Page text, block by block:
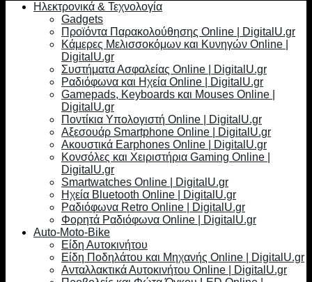
Ηλεκτρονικά & Τεχνολογία
Gadgets
Προϊόντα Παρακολούθησης Online | DigitalU.gr
Κάμερες Μελισσοκόμων και Κυνηγών Online |
DigitalU.gr
Συστήματα Ασφαλείας Online | DigitalU.gr
Ραδιόφωνα και Ηχεία Online | DigitalU.gr
Gamepads, Keyboards και Mouses Online |
DigitalU.gr
Ποντίκια Υπολογιστή Online | DigitalU.gr
Αξεσουάρ Smartphone Online | DigitalU.gr
Ακουστικά Earphones Online | DigitalU.gr
Κονσόλες και Χειριστήρια Gaming Online |
DigitalU.gr
Smartwatches Online | DigitalU.gr
Ηχεία Bluetooth Online | DigitalU.gr
Ραδιόφωνα Retro Online | DigitalU.gr
Φορητά Ραδιόφωνα Online | DigitalU.gr
Auto-Moto-Bike
Είδη Αυτοκινήτου
Είδη Ποδηλάτου και Μηχανής Online | DigitalU.gr
Ανταλλακτικά Αυτοκινήτου Online | DigitalU.gr